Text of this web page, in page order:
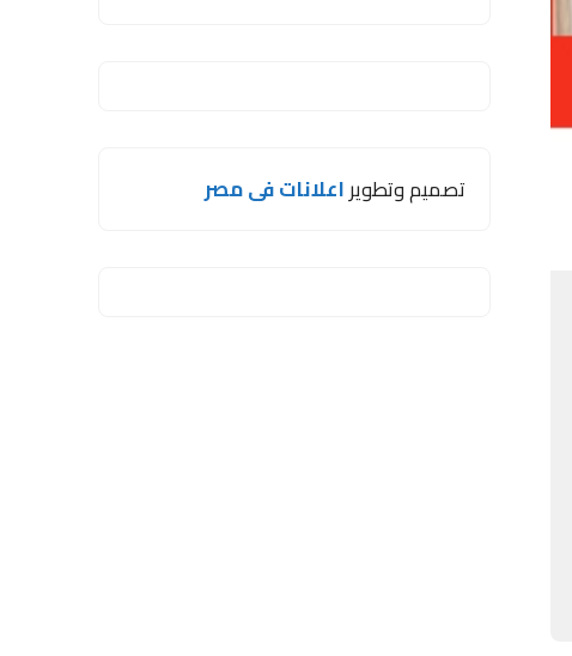
تصميم وتطويراعلانات فى مصر